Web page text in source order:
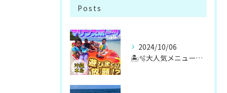
Posts
2024/10/06
🏝️🫧大人気メニューマリンスポーツ遊び放題🫧🏝️